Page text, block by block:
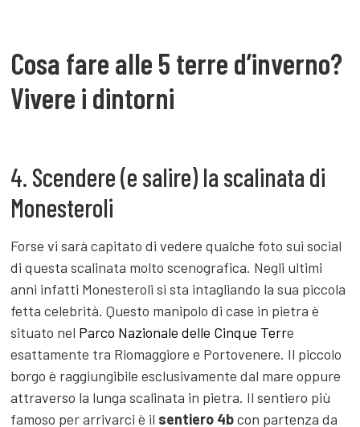
fotovoltaico apposito destinato all’energia delle oltre
1700 lampadine presenti.
Vivere i dintorni
4. Scendere (e salire) la scalinata di
Monesteroli
Forse vi sarà capitato di vedere qualche foto sui social
di questa scalinata molto scenografica. Negli ultimi
anni infatti Monesteroli si sta intagliando la sua piccola
fetta celebrità. Questo manipolo di case in pietra è
situato nelParco Nazionale delle Cinque Terre